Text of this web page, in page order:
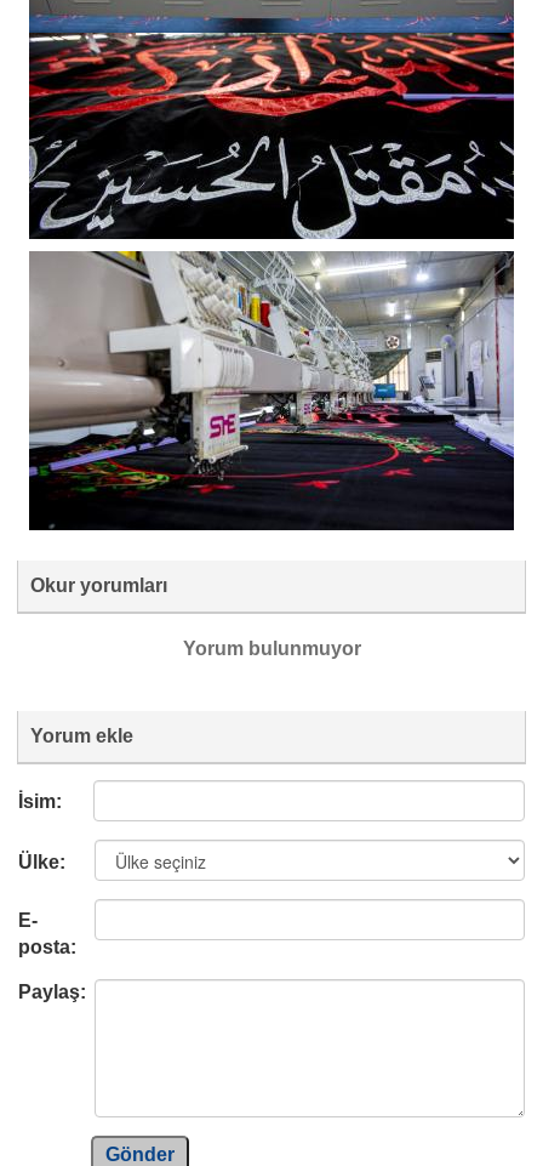
Okur yorumları
Yorum bulunmuyor
Yorum ekle
İsim:
Ülke:
E-
posta:
Paylaş:
Gönder